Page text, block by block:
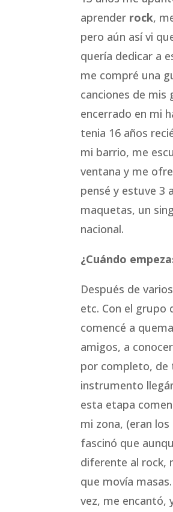
aprender rock,
pero aún así vi
quería dedicar a
me compré una
canciones de
encerrado en mi
tenia 16 años
mi barrio, me
ventana y me
pensé y estuve 3
maquetas, un
nacional.
¿Cuándo
Después de
etc. Con el grupo
comencé a
amigos, a
por completo, de
instrumento
esta etapa
mi zona, (eran
fascinó que
diferente al rock,
que movía
vez, me encantó,